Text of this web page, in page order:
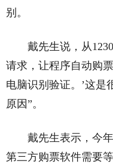
别。
戴先生说，从
请求，让程序自动购
电脑识别验证。’这是
原因”。
戴先生表示，今年
第三方购票软件需要